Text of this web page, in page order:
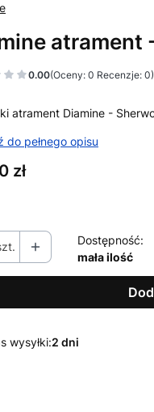
atrament
0.00(Oceny: 0 Recenzje: 0)
atrament Diamine -
do pełnego opisu
zł
Dostępność:
mała ilość
wysyłki:2 dni